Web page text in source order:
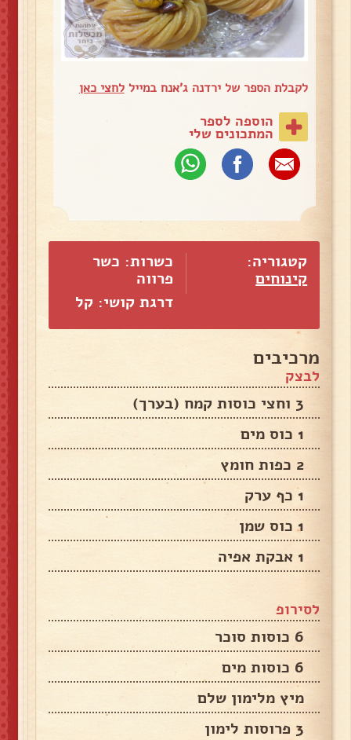
לקבלת הספר של ירדנה ג'אנח במייללחצי כאן
הוספה לספר
המתכונים שלי
קטגוריה:
קינוחים
כשרות: כשר
פרווה
דרגת קושי: קל
מרכיבים
לבצק
3 וחצי כוסות קמח (בערך)
1 כוס מים
2 כפות חומץ
1 כף ערק
1 כוס שמן
1 אבקת אפיה
לסירופ
6 כוסות סוכר
6 כוסות מים
מיץ מלימון שלם
3 פרוסות לימון